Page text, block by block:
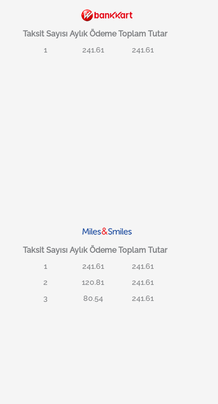
Taksit Sayısı Aylık Ödeme Toplam Tutar
1
241.61 241.61
Taksit Sayısı Aylık Ödeme Toplam Tutar
1
241.61
241.61
2
120.81
241.61
3
80.54 241.61